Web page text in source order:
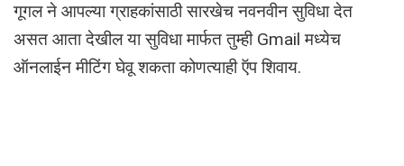
गूगल ने आपल्या ग्राहकांसाठी सारखेच नवनवीन सुविधा देत
असत आता देखील या सुविधा मार्फत तुम्ही Gmail मध्येच
ऑनलाईन मीटिंग घेवू शकता कोणत्याही ऍप शिवाय.